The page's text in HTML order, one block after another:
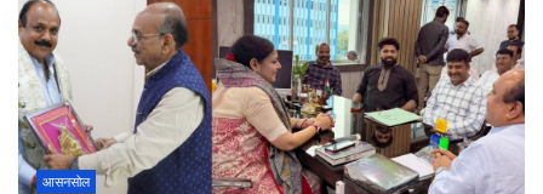
आसनसोल